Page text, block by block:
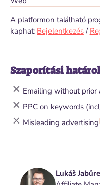
A platformon található
kaphat: Bejelentkezés/
Szaporítási
Emailing without prior
PPC on keywords
Misleading advertising
Lukáš